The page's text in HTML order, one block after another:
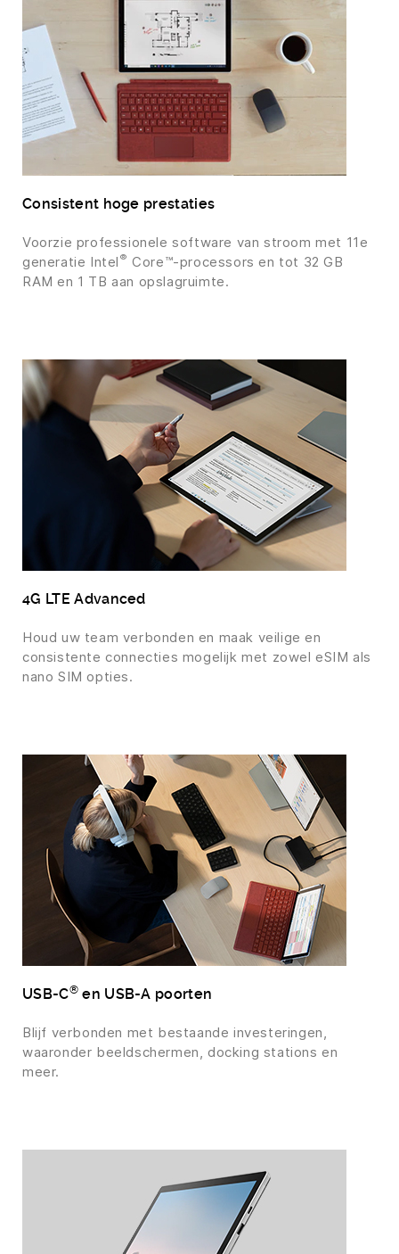
Consistent hoge prestaties
Voorzie professionele software van stroom met 11e
generatie Intel ® Core™-processors en tot 32 GB
RAM en 1 TB aan opslagruimte.
4G LTE Advanced
Houd uw team verbonden en maak veilige en
consistente connecties mogelijk met zowel eSIM als
nano SIM opties.
USB-C®en USB-A poorten
Blijf verbonden met bestaande investeringen,
waaronder beeldschermen, docking stations en
meer.